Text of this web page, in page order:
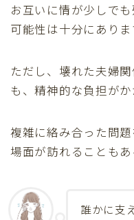
お互いに情が少しで
可能性は十分にありま
ただし、壊れた夫婦
も、精神的な負担がか
複雑に絡み合った問
場面が訪れることもあ
誰かに支